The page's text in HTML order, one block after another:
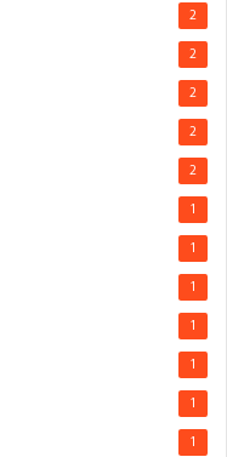
2
2
2
2
2
1
1
1
1
1
1
1